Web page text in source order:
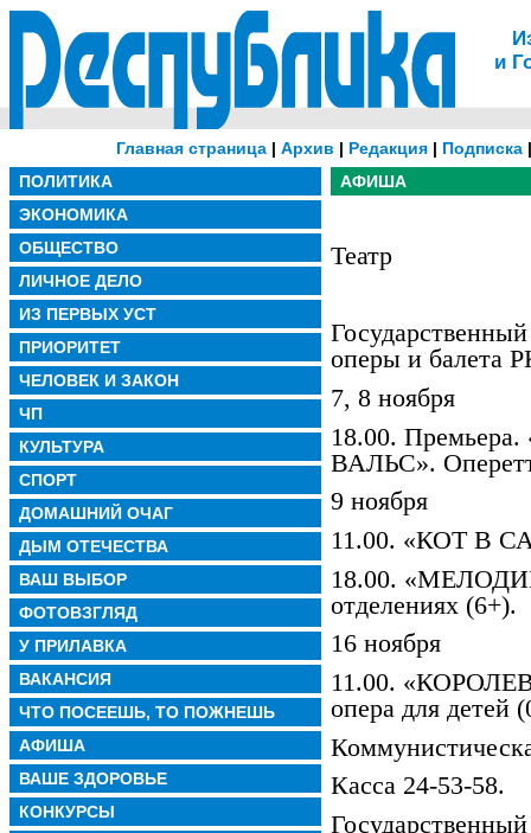
и
Главная страница | Архив | Редакция | Подписка
ПОЛИТИКА
ЭКОНОМИКА
ОБЩЕСТВО
ЛИЧНОЕ ДЕЛО
ИЗ ПЕРВЫХ УСТ
ПРИОРИТЕТ
ЧЕЛОВЕК И ЗАКОН
ЧП
КУЛЬТУРА
СПОРТ
ДОМАШНИЙ ОЧАГ
ДЫМ ОТЕЧЕСТВА
ВАШ ВЫБОР
ФОТОВЗГЛЯД
У ПРИЛАВКА
ВАКАНСИЯ
ЧТО ПОСЕЕШЬ, ТО ПОЖНЕШЬ
АФИША
ВАШЕ ЗДОРОВЬЕ
КОНКУРСЫ
АФИША
Театр
Государственный
оперы и балета
7, 8 ноября
18.00.
ВАЛЬС».
9 ноября
11.00. «КОТ В
18.00.
отделениях (6+).
16 ноября
11.00.
опера для детей
Касса 24-53-58.